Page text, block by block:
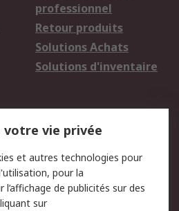
professionnel
Retour produits
Solutions Achats
Solutions d'inventaire
Sécurité des E-mails
votre vie privée
et autres technologies pour
pour la
de publicités sur des
sur